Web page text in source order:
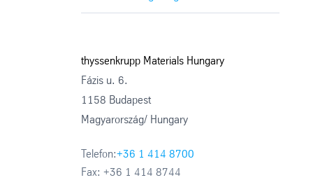
thyssenkrupp Materials Hungary
Fázis u. 6.
1158 Budapest
Magyarország/ Hungary
Telefon:+36 1 414 8700
Fax: +36 1 414 8744